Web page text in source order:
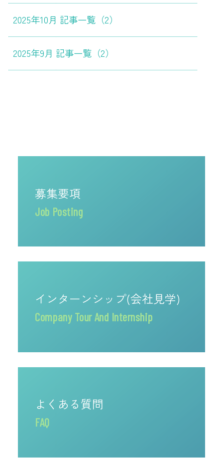
2025年10月 記事一覧（2）
2025年9月 記事一覧（2）
募集要項
Job Posting
インターンシップ(会社見学)
Company Tour And Internship
よくある質問
FAQ